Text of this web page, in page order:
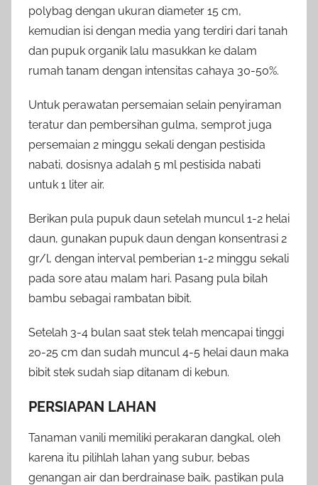
polybag dengan ukuran diameter 15 cm,
kemudian isi dengan media yang terdiri dari tanah
dan pupuk organik lalu masukkan ke dalam
rumah tanam dengan intensitas cahaya 30-50%.
Untuk perawatan persemaian selain penyiraman
teratur dan pembersihan gulma, semprot juga
persemaian 2 minggu sekali dengan pestisida
nabati, dosisnya adalah 5 ml pestisida nabati
untuk 1 liter air.
Berikan pula pupuk daun setelah muncul 1-2 helai
daun, gunakan pupuk daun dengan konsentrasi 2
gr/l, dengan interval pemberian 1-2 minggu sekali
pada sore atau malam hari. Pasang pula bilah
bambu sebagai rambatan bibit.
Setelah 3-4 bulan saat stek telah mencapai tinggi
20-25 cm dan sudah muncul 4-5 helai daun maka
bibit stek sudah siap ditanam di kebun.
PERSIAPAN LAHAN
Tanaman vanili memiliki perakaran dangkal, oleh
karena itu pilihlah lahan yang subur, bebas
genangan air dan berdrainase baik, pastikan pula